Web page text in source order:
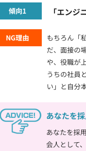
傾向1 「エン
NG理由
もちろん「
だ、面接の
や、役職が
うちの社員
い」と自分
あなたを
あなたを採
会人として